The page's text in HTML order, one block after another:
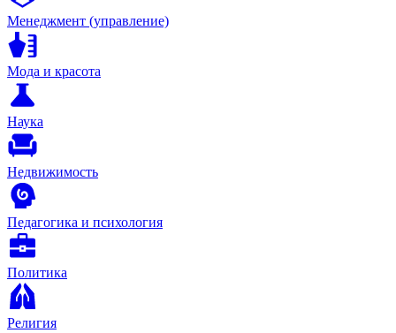
Менеджмент (управление)
Мода и красота
Наука
Недвижимость
Педагогика и психология
Политика
Религия